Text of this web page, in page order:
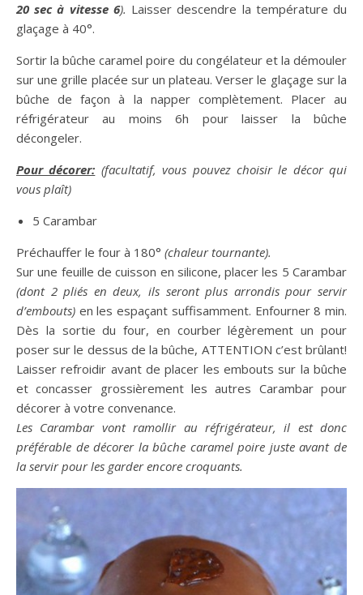
20 sec à vitesse 6). Laisser descendre la température du
glaçage à 40°.
Sortir la bûche caramel poire du congélateur et la démouler
sur une grille placée sur un plateau. Verser le glaçage sur la
bûche de façon à la napper complètement. Placer au
réfrigérateur au moins 6h pour laisser la bûche
décongeler.
Pour décorer: (facultatif, vous pouvez choisir le décor qui
vous plaît)
5 Carambar
Préchauffer le four à 180° (chaleur tournante).
Sur une feuille de cuisson en silicone, placer les 5 Carambar
(dont 2 pliés en deux, ils seront plus arrondis pour servir
d’embouts) en les espaçant suffisamment. Enfourner 8 min.
Dès la sortie du four, en courber légèrement un pour
poser sur le dessus de la bûche, ATTENTION c’est brûlant!
Laisser refroidir avant de placer les embouts sur la bûche
et concasser grossièrement les autres Carambar pour
décorer à votre convenance.
Les Carambar vont ramollir au réfrigérateur, il est donc
préférable de décorer la bûche caramel poire juste avant de
la servir pour les garder encore croquants.